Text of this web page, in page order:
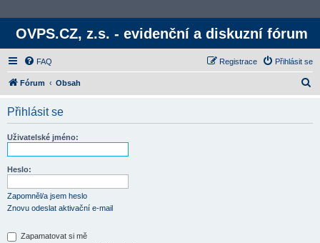
OVPS.CZ, z.s. - evidenční a diskuzní fórum
FAQ Přihlásit se
Registrace
Fórum Obsah
Přihlásit se
Uživatelské jméno:
Heslo:
Zapomněl/a jsem heslo
Znovu odeslat aktivační e-mail
Zapamatovat si mě